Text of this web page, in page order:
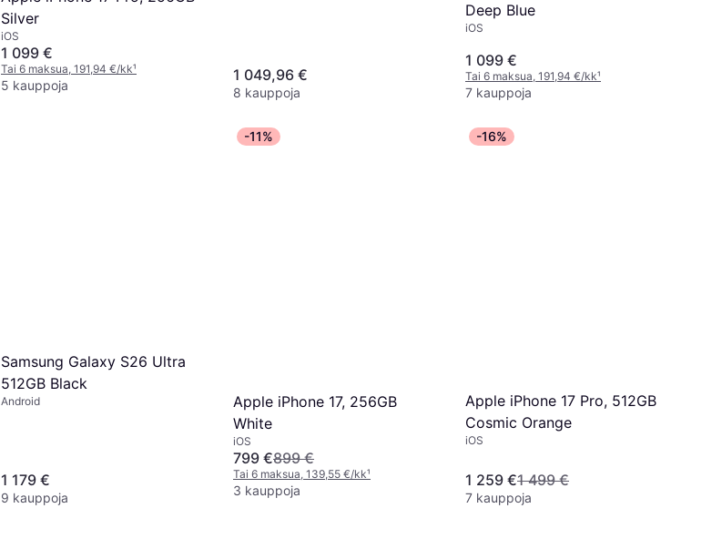
Silver
iOS
1 099 €
Tai 6 maksua, 191,94 €/kk¹
5 kauppoja
1 049,96 €
8 kauppoja
Deep Blue
iOS
1 099 €
Tai 6 maksua, 191,94 €/kk¹
7 kauppoja
Samsung Galaxy S26 Ultra
512GB Black
Android
1 179 €
9 kauppoja
-11%
Apple iPhone 17, 256GB
White
iOS
799 €899 €
Tai 6 maksua, 139,55 €/kk¹
3 kauppoja
-16%
Apple iPhone 17 Pro, 512GB
Cosmic Orange
iOS
1 259 €1 499 €
7 kauppoja